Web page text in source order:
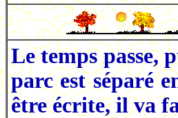
Le temps passe,
parc est séparé
être écrite, il va